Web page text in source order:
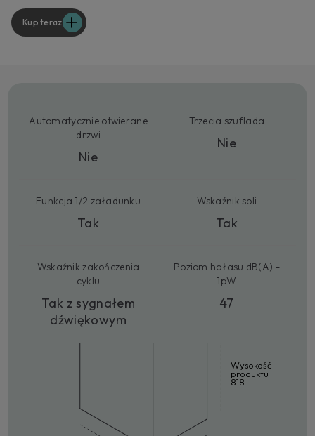
Kup teraz
Automatycznie otwierane
drzwi
Nie
Trzecia szuflada
Nie
Funkcja 1/2 załadunku
Tak
Wskaźnik soli
Tak
Wskaźnik zakończenia
cyklu
Tak z sygnałem
dźwiękowym
Poziom hałasu dB(A) -
1pW
47
Wysokość
produktu
818